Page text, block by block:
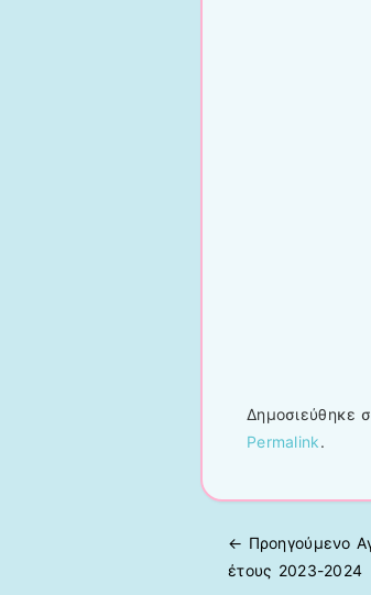
Δημοσιεύθηκε
Permalink.
Πλοήγηση
← Προηγούμενo
έτους 2023-2024